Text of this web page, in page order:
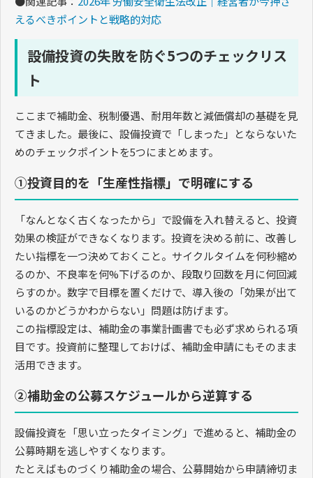
えるべきポイントと戦略的対応
設備投資の失敗を防ぐ5つのチェックリス
ト
ここまで補助金、税制優遇、耐用年数と減価償却の基礎を見
てきました。最後に、設備投資で「しまった」とならないた
めのチェックポイントを5つにまとめます。
①投資目的を「生産性指標」で明確にする
「なんとなく古くなったから」で設備を入れ替えると、投資
効果の検証ができなくなります。投資を決める前に、改善し
たい指標を一つ決めておくこと。サイクルタイムを何秒縮め
るのか、不良率を何%下げるのか、段取り回数を月に何回減
らすのか。数字で目標を置くだけで、導入後の「効果が出て
いるのかどうかわからない」問題は防げます。
この指標設定は、補助金の事業計画書でも必ず求められる項
目です。投資前に整理しておけば、補助金申請にもそのまま
活用できます。
②補助金の公募スケジュールから逆算する
設備投資を「思い立ったタイミング」で進めると、補助金の
公募時期を逃しやすくなります。
たとえばものづくり補助金の場合、公募開始から申請締切ま